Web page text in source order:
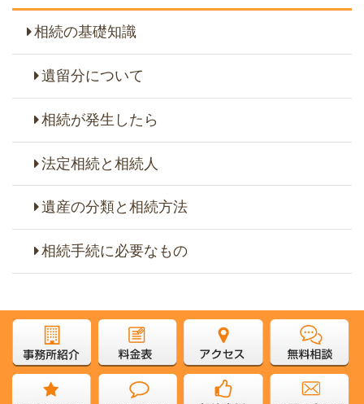
相続の基礎知識
遺留分について
相続が発生したら
法定相続と相続人
遺産の分類と相続方法
相続手続に必要なもの